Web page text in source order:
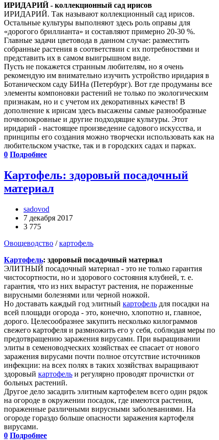
ИРИДАРИЙ - коллекционный сад ирисов
ИРИДАРИЙ. Так называют коллекционный сад ирисов.
Остальные культуры выполняют здесь роль оправы для
«дорогого бриллианта» и составляют примерно 20-30 %.
Главные задачи цветовода в данном случае: разместить
собранные растения в соответствии с их потребностями и
представить их в самом выигрышном виде.
Пусть не покажется странным любителям, но я очень
рекомендую им внимательно изучить устройство иридария в
Ботаническом саду БИНа (Петербург). Вот где продуманы все
элементы компоновки растений не только по экологическим
признакам, но и с учетом их декоративных качеств! В
дополнение к ирисам здесь высажены самые разнообразные
почвопокровные и другие подходящие культуры. Этот
иридарий - настоящее произведение садового искусства, и
принципы его создания можно творчески использовать как на
любительском участке, так и в городских садах и парках.
0 Подробнее
Картофель: здоровый посадочный
материал
sadovod
7 декабря 2017
3 775
Овощеводство /картофель
Картофель: здоровый посадочный материал
ЭЛИТНЫЙ посадочный материал - это не только гарантия
чистосортности, но и здорового состояния клубней, т. е.
гарантия, что из них вырастут растения, не пораженные
вирусными болезнями или черной ножкой.
Но доставать каждый год элитный картофель для посадки на
всей площади огорода - это, конечно, хлопотно и, главное,
дорого. Целесообразнее закупить несколько килограммов
свежего картофеля и размножить его у себя, соблюдая меры по
предотвращению заражения вирусами. При выращивании
элиты в семеноводческих хозяйствах ее спасает от нового
заражения вирусами почти полное отсутствие источников
инфекции: на всех полях в таких хозяйствах выращивают
здоровый картофель и регулярно проводят прочистки от
больных растений.
Другое дело засадить элитным картофелем всего один рядок
на огороде в окружении посадок, где имеются растения,
пораженные различными вирусными заболеваниями. На
огороде гораздо больше опасности заражения картофеля
вирусами.
0 Подробнее